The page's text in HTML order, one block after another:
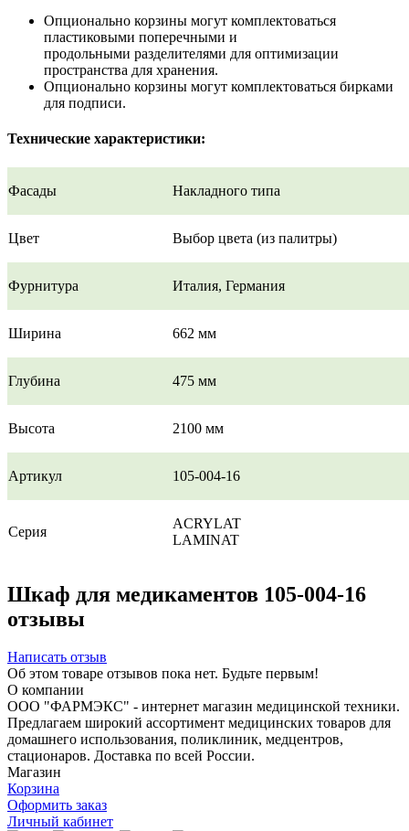
Опционально корзины могут комплектоваться
пластиковыми поперечными и
продольными разделителями для оптимизации
пространства для хранения.
Опционально корзины могут комплектоваться бирками
для подписи.
Технические характеристики:
Фасады Накладного типа
Цвет Выбор цвета (из палитры)
Фурнитура Италия, Германия
Ширина 662 мм
Глубина 475 мм
Высота 2100 мм
Артикул 105-004-16
Серия
ACRYLAT
LAMINAT
Шкаф для медикаментов 105-004-16
отзывы
Написать отзыв
Об этом товаре отзывов пока нет. Будьте первым!
О компании
ООО "ФАРМЭКС" - интернет магазин медицинской техники.
Предлагаем широкий ассортимент медицинских товаров для
домашнего использования, поликлиник, медцентров,
стационаров. Доставка по всей России.
Магазин
Корзина
Оформить заказ
Личный кабинет